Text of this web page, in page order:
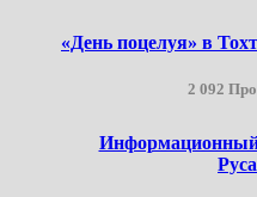
«День поцелуя» в
2 092
Информационный